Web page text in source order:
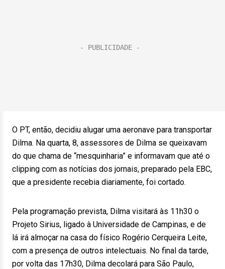
O PT, então, decidiu alugar uma aeronave para transportar
Dilma. Na quarta, 8, assessores de Dilma se queixavam
do que chama de “mesquinharia” e informavam que até o
clipping com as notícias dos jornais, preparado pela EBC,
que a presidente recebia diariamente, foi cortado.
Pela programação prevista, Dilma visitará às 11h30 o
Projeto Sirius, ligado à Universidade de Campinas, e de
lá irá almoçar na casa do físico Rogério Cerqueira Leite,
com a presença de outros intelectuais. No final da tarde,
por volta das 17h30, Dilma decolará para São Paulo,